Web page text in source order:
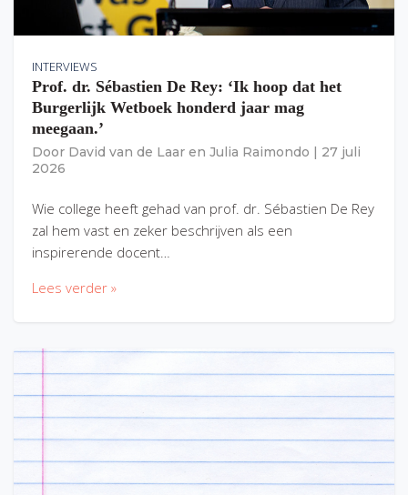
INTERVIEWS
Prof. dr. Sébastien De Rey: ‘Ik hoop dat het
Burgerlijk Wetboek honderd jaar mag
meegaan.’
Door David van de Laar en Julia Raimondo
27 juli
2026
Wie college heeft gehad van prof. dr. Sébastien De Rey
zal hem vast en zeker beschrijven als een
inspirerende docent…
Lees verder »